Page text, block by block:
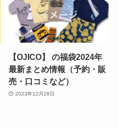
【OJICO】 の福袋2024年
最新まとめ情報（予約・販
売・口コミなど）
2023年12月28日